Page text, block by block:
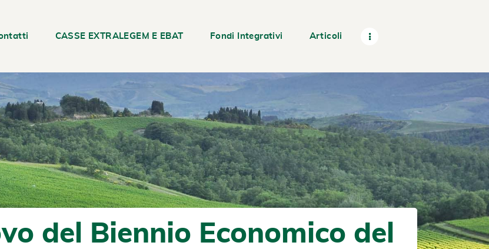
CASSE EXTRALEGEM E EBAT Fondi Integrativi Articoli
del Biennio Economico del